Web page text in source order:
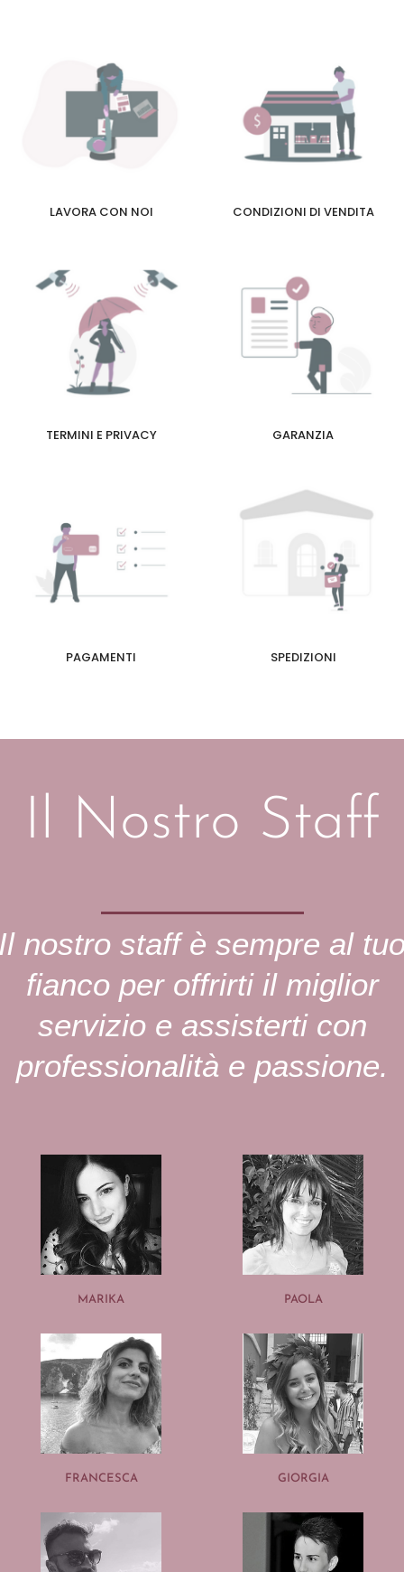
LAVORA CON NOI CONDIZIONI DI VENDITA
TERMINI E PRIVACY GARANZIA
PAGAMENTI SPEDIZIONI
Il Nostro Staff
nostro staff è sempre al
fianco per offrirti il miglior
servizio e assisterti con
professionalità e passione.
MARIKA PAOLA
FRANCESCA GIORGIA